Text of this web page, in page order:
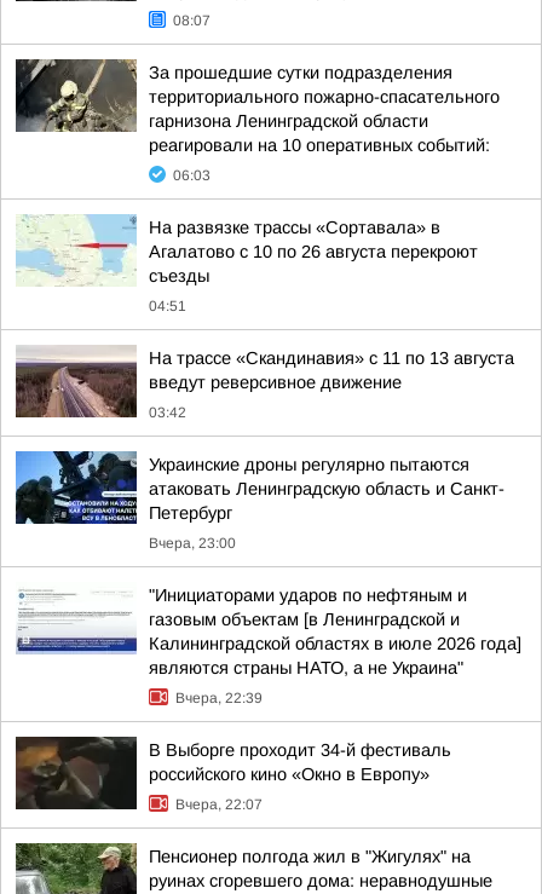
08:07
За прошедшие сутки подразделения
территориального пожарно-спасательного
гарнизона Ленинградской области
реагировали на 10 оперативных событий:
06:03
На развязке трассы «Сортавала» в
Агалатово с 10 по 26 августа перекроют
съезды
04:51
На трассе «Скандинавия» с 11 по 13 августа
введут реверсивное движение
03:42
Украинские дроны регулярно пытаются
атаковать Ленинградскую область и Санкт-
Петербург
Вчера, 23:00
"Инициаторами ударов по нефтяным и
газовым объектам [в Ленинградской и
Калининградской областях в июле 2026 года]
являются страны НАТО, а не Украина"
Вчера, 22:39
В Выборге проходит 34-й фестиваль
российского кино «Окно в Европу»
Вчера, 22:07
Пенсионер полгода жил в "Жигулях" на
руинах сгоревшего дома: неравнодушные